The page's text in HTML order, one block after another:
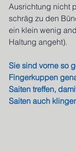
Ausrichtung nicht
schräg zu den
ein klein wenig
Haltung angeht).
Sie sind vorne so
Fingerkuppen
Saiten treffen,
Saiten auch